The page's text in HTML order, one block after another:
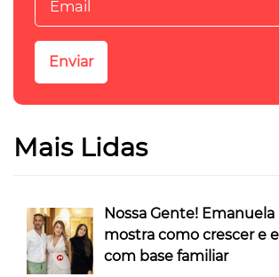
Mais Lidas
Nossa Gente!
mostra como crescer e
com base familiar